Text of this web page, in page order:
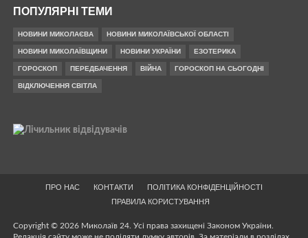
ПОПУЛЯРНІ ТЕМИ
НОВИНИ МИКОЛАЄВА НОВИНИ МИКОЛАЇВСЬКОЇ ОБЛАСТІ
НОВИНИ МИКОЛАЇВЩИНИ НОВИНИ УКРАЇНИ ЕЗОТЕРИКА
ГОРОСКОП ПЕРЕДБАЧЕННЯ ВІЙНА ГОРОСКОП НА СЬОГОДНІ
ВІДКЛЮЧЕННЯ СВІТЛА
ПРО НАС КОНТАКТИ
ПОЛІТИКА КОНФІДЕНЦІЙНОСТІ
ПРАВИЛА КОРИСТУВАННЯ
Copyright © 2026 Миколаїв 24. Усі права захищені Законом України.